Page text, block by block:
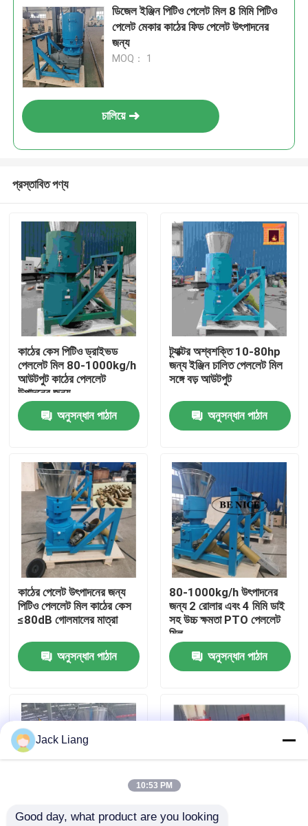
বাড়ি
পণ্য
VR প্রদর্শন
আমাদের সম্পর্কে
কারখানা ভ্রমণ
মান নিয়ন্ত্রণ
উদ্ধৃতির জন্য আবেদন
কাঠের পিলেট মিল
ডিজেল ইঞ্জিন পিটিও পেলেট মিল 8 মিমি পিটিও
পেলেট মেকার কাঠের ফিড পেলেট উৎপাদনের
জন্য
MOQ： 1
চালিয়ে
প্রস্তাবিত পণ্য
কাঠের কেস পিটিও ড্রাইভড
পেললেট মিল 80-1000kg/h
আউটপুট কাঠের পেললেট
উত্পাদনের জন্য
অনুসন্ধান পাঠান
ট্র্যাক্টর অশ্বশক্তি 10-80hp
জন্য ইঞ্জিন চালিত পেললেট মিল
সঙ্গে বড় আউটপুট
অনুসন্ধান পাঠান
কাঠের পেলেট উৎপাদনের জন্য
পিটিও পেললেট মিল কাঠের কেস
≤80dB গোলমালের মাত্রা
অনুসন্ধান পাঠান
80-1000kg/h উৎপাদনের
জন্য 2 রোলার এবং 4 মিমি ডাই
সহ উচ্চ ক্ষমতা PTO পেললেট
মিল
অনুসন্ধান পাঠান
Jack Liang
10:53 PM
Good day, what product are you looking